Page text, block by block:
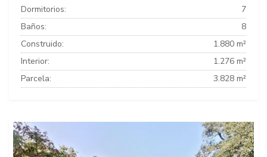
Dormitorios:
7
Baños:
8
Construido:
1.880 m²
Interior:
1.276 m²
Parcela:
3.828 m²